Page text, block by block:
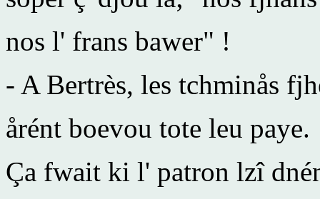
nos l' frans bawer" !
- A Bertrès, les tchminås
årént boevou tote leu paye.
Ça fwait ki l' patron lzî